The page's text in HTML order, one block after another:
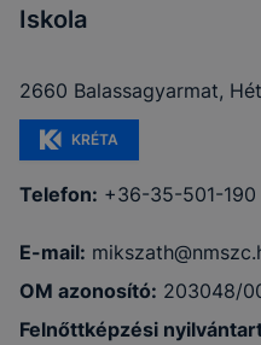
Iskola
2660 Balassagyarmat,
KRÉTA
Telefon: +36-35-501-190
E-mail:
OM azonosító: 203048/
Felnőttképzési